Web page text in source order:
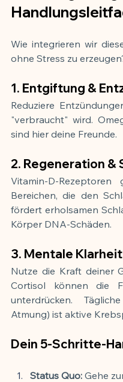
Wie integrieren wir
ohne Stress zu
1. Entgiftung &
Reduziere
"verbraucht" wird.
sind hier deine Freunde.
2. Regeneration &
Vitamin-D-
Bereichen, die den
fördert erholsamen
Körper DNA-Schäden.
3. Mentale
Nutze die Kraft deiner
Cortisol können die
unterdrücken.
Atmung) ist aktive
Dein 5-Schritte-
Status Quo: Gehe